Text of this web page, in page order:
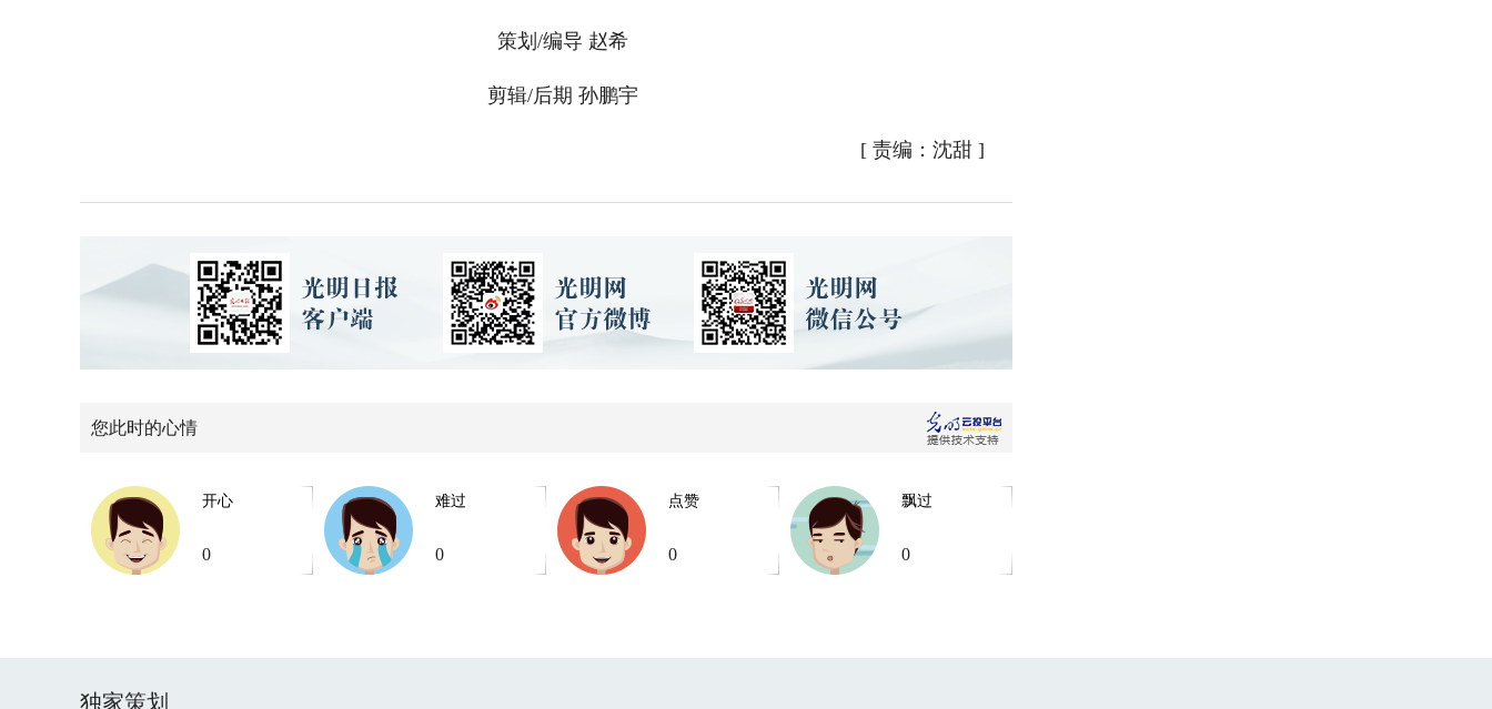
策划/编导 赵希
剪辑/后期 孙鹏宇
[ 责编：沈甜]
您此时的心情
开心
0
难过
0
点赞
0
飘过
0
独家策划